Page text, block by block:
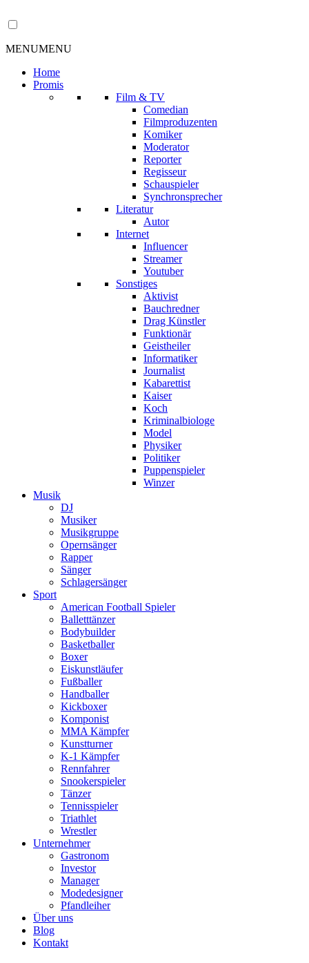
MENUMENU
Home
Promis
Film & TV
Comedian
Filmproduzenten
Komiker
Moderator
Reporter
Regisseur
Schauspieler
Synchronsprecher
Literatur
Autor
Internet
Influencer
Streamer
Youtuber
Sonstiges
Aktivist
Bauchredner
Drag Künstler
Funktionär
Geistheiler
Informatiker
Journalist
Kabarettist
Kaiser
Koch
Kriminalbiologe
Model
Physiker
Politiker
Puppenspieler
Winzer
Musik
DJ
Musiker
Musikgruppe
Opernsänger
Rapper
Sänger
Schlagersänger
Sport
American Football Spieler
Balletttänzer
Bodybuilder
Basketballer
Boxer
Eiskunstläufer
Fußballer
Handballer
Kickboxer
Komponist
MMA Kämpfer
Kunstturner
K-1 Kämpfer
Rennfahrer
Snookerspieler
Tänzer
Tennisspieler
Triathlet
Wrestler
Unternehmer
Gastronom
Investor
Manager
Modedesigner
Pfandleiher
Über uns
Blog
Kontakt